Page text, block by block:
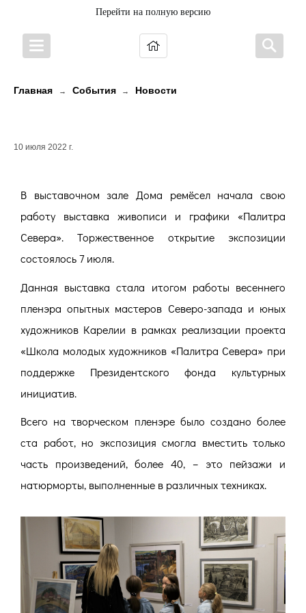
Перейти на полную версию
Главная → События → Новости
10 июля 2022 г.
В выставочном зале Дома ремёсел начала свою
работу выставка живописи и графики «Палитра
Севера». Торжественное открытие экспозиции
состоялось 7 июля.
Данная выставка стала итогом работы весеннего
пленэра опытных мастеров Северо-запада и юных
художников Карелии в рамках реализации проекта
«Школа молодых художников «Палитра Севера» при
поддержке Президентского фонда культурных
инициатив.
Всего на творческом пленэре было создано более
ста работ, но экспозиция смогла вместить только
часть произведений, более 40, – это пейзажи и
натюрморты, выполненные в различных техниках.